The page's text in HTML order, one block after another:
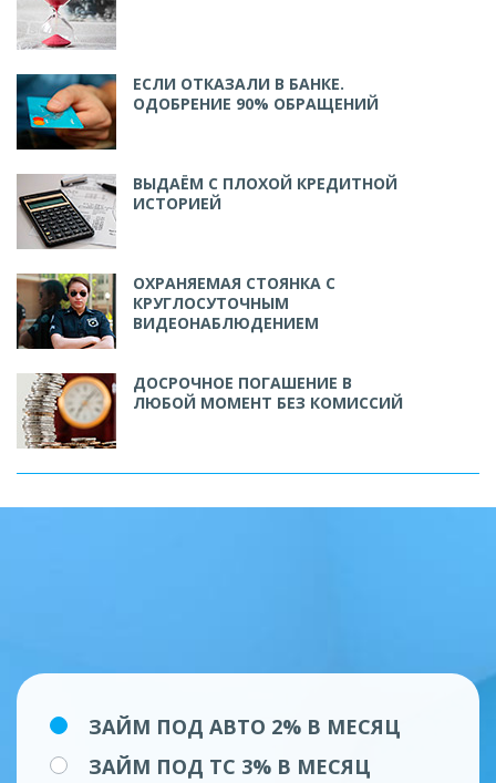
ЕСЛИ ОТКАЗАЛИ В БАНКЕ.
ОДОБРЕНИЕ 90% ОБРАЩЕНИЙ
ВЫДАЁМ С ПЛОХОЙ КРЕДИТНОЙ
ИСТОРИЕЙ
ОХРАНЯЕМАЯ СТОЯНКА С
КРУГЛОСУТОЧНЫМ
ВИДЕОНАБЛЮДЕНИЕМ
ДОСРОЧНОЕ ПОГАШЕНИЕ В
ЛЮБОЙ МОМЕНТ БЕЗ КОМИССИЙ
ЗАЙМ ПОД АВТО 2% В МЕСЯЦ
ЗАЙМ ПОД ТС 3% В МЕСЯЦ